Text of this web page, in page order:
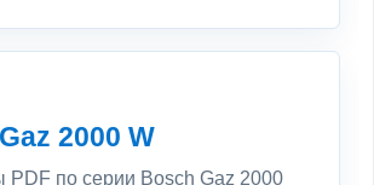
2000 W
PDF по серии Bosch Gaz 2000